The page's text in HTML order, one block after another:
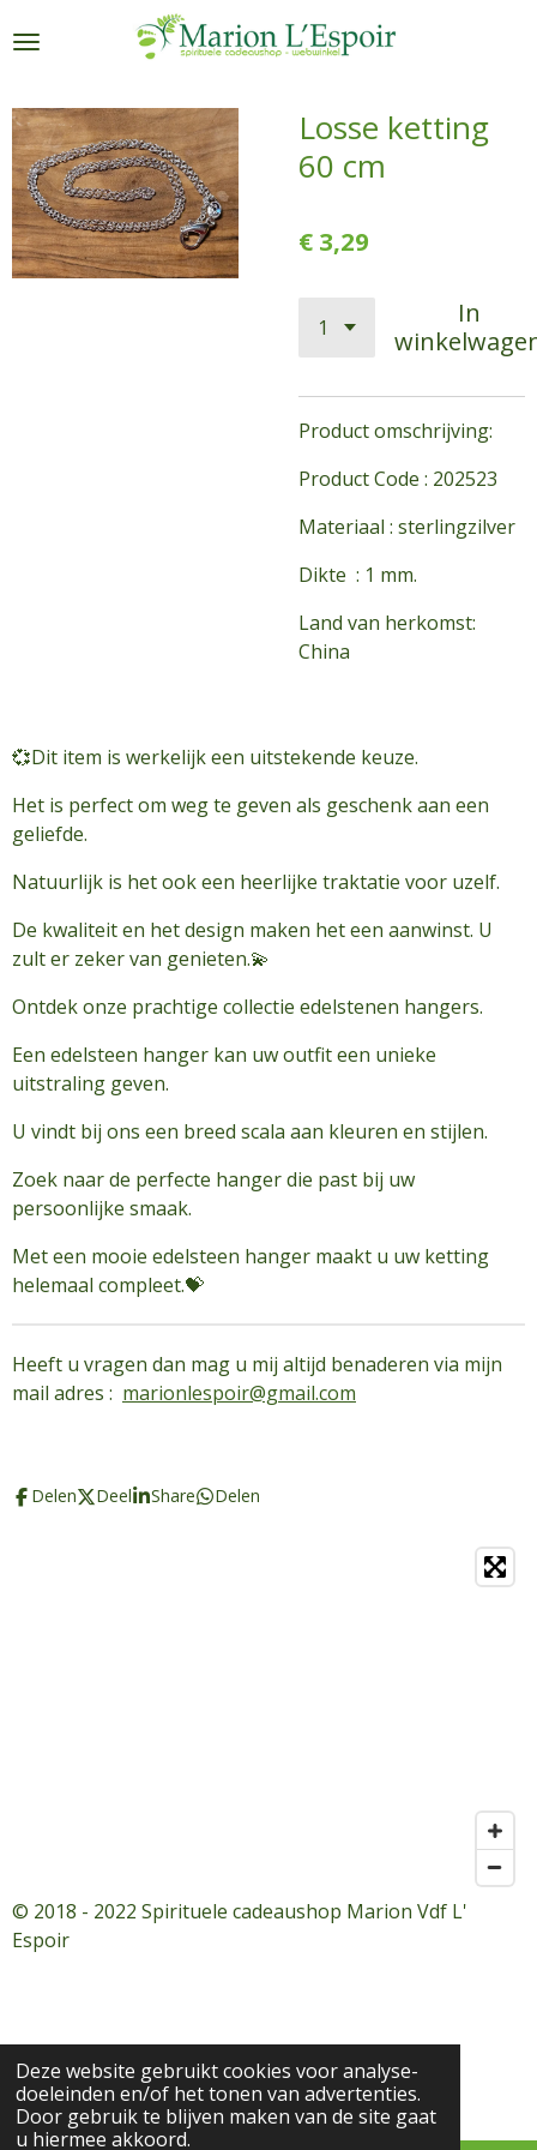
Deze website gebruikt cookies voor analyse-
doeleinden en/of het tonen van advertenties.
Door gebruik te blijven maken van de site gaat
u hiermee akkoord.
direct
de
hoofdinhoud
Losse ketting
60 cm
€ 3,29
In
Product omschrijving:
Product Code : 202523
Materiaal : sterlingzilver
Dikte : 1 mm.
Land van herkomst:
China
💞Dit item is werkelijk een uitstekende keuze.
Het is perfect om weg te geven als geschenk aan een
geliefde.
Natuurlijk is het ook een heerlijke traktatie voor uzelf.
De kwaliteit en het design maken het een aanwinst. U
zult er zeker van genieten.💫
Ontdek onze prachtige collectie edelstenen hangers.
Een edelsteen hanger kan uw outfit een unieke
uitstraling geven.
U vindt bij ons een breed scala aan kleuren en stijlen.
Zoek naar de perfecte hanger die past bij uw
persoonlijke smaak.
Met een mooie edelsteen hanger maakt u uw ketting
helemaal compleet.💝
Heeft u vragen dan mag u mij altijd benaderen via mijn
mail adres : marionlespoir@gmail.com
Delen Deel Share Delen
© 2018 - 2022 Spirituele cadeaushop Marion Vdf L'
Espoir